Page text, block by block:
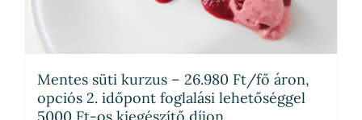
Mentes süti kurzus – 26.980 Ft/fő áron,
opciós 2. időpont foglalási lehetőséggel